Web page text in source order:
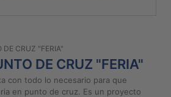
CRUZ "FERIA"
DE CRUZ "FERIA"
con todo lo necesario para que
en punto de cruz. Es un proyecto